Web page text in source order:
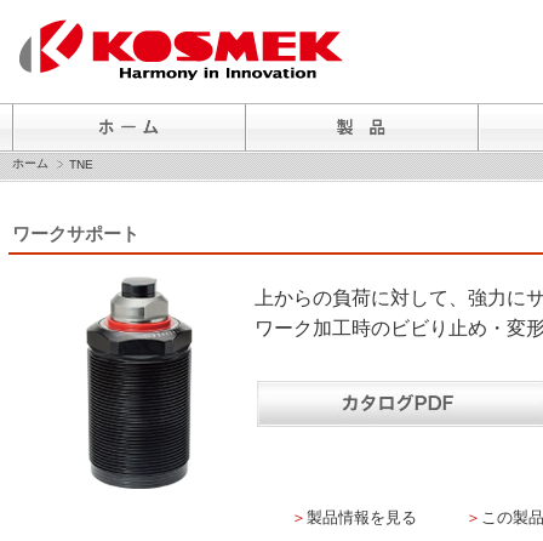
ホーム TNE
ワークサポート
上からの負荷に対して、強力に
ワーク加工時のビビり止め・変
＞ 製品情報を見る ＞ この製